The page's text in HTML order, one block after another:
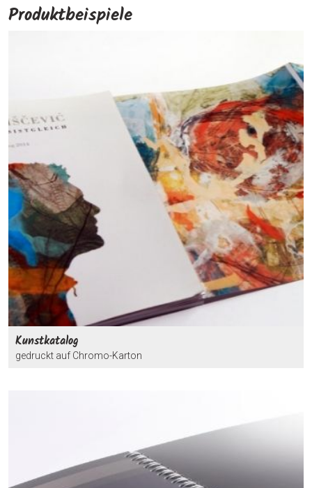
Produktbeispiele
Kunstkatalog
gedruckt auf Chromo-Karton